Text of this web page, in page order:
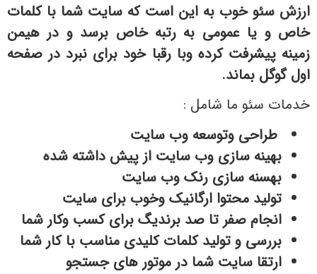
ارزش سئو خوب به این است که سایت شما با کلمات
خاص و یا عمومی به رتبه خاص برسد و در هیمن
زمینه پیشرفت کرده وبا رقبا خود برای نبرد در صفحه
اول گوگل بماند.
خدمات سئو ما شامل :
طراحی وتوسعه وب سایت
بهینه سازی وب سایت از پیش داشته شده
بهسنه سازی رنک وب سایت
تولید محتوا ارگانیک وخوب برای سایت
انجام صفر تا صد برندیگ برای کسب وکار شما
بررسی و تولید کلمات کلیدی مناسب با کار شما
ارتقا سایت شما در موتور های جستجو